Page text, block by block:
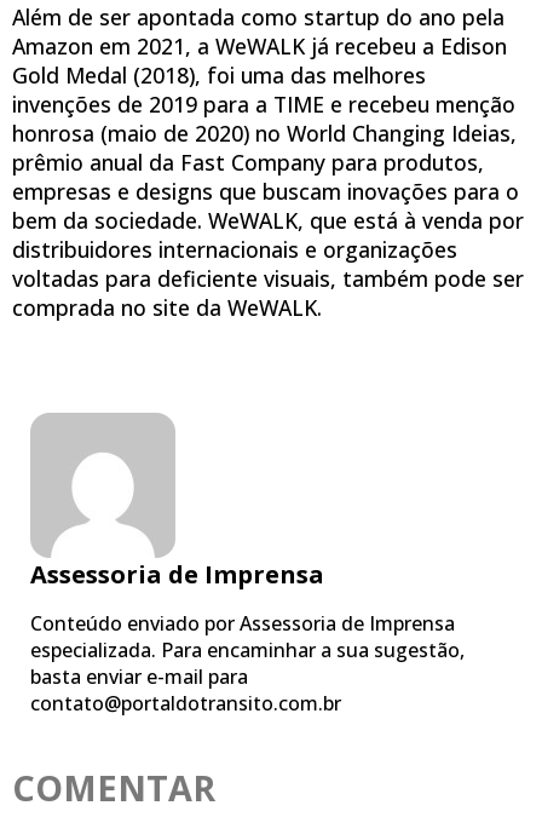
Além de ser apontada como startup do ano pela
Amazon em 2021, a WeWALK já recebeu a Edison
Gold Medal (2018), foi uma das melhores
invenções de 2019 para a TIME e recebeu menção
honrosa (maio de 2020) no World Changing Ideias,
prêmio anual da Fast Company para produtos,
empresas e designs que buscam inovações para o
bem da sociedade. WeWALK, que está à venda por
distribuidores internacionais e organizações
voltadas para deficiente visuais, também pode ser
comprada no site da WeWALK.
Assessoria de Imprensa
Conteúdo enviado por Assessoria de Imprensa
especializada. Para encaminhar a sua sugestão,
basta enviar e-mail para
contato@portaldotransito.com.br
COMENTAR